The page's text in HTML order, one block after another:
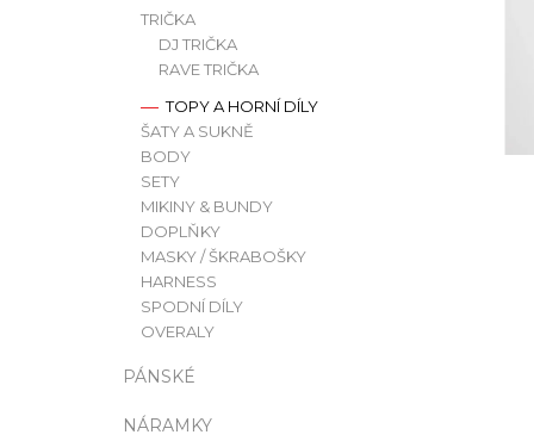
TRIČKA
DJ TRIČKA
RAVE TRIČKA
TOPY A HORNÍ DÍLY
ŠATY A SUKNĚ
BODY
SETY
MIKINY & BUNDY
DOPLŇKY
MASKY / ŠKRABOŠKY
HARNESS
SPODNÍ DÍLY
OVERALY
PÁNSKÉ
NÁRAMKY
RUSH ORIGINAL EU FORMULA | 10ML